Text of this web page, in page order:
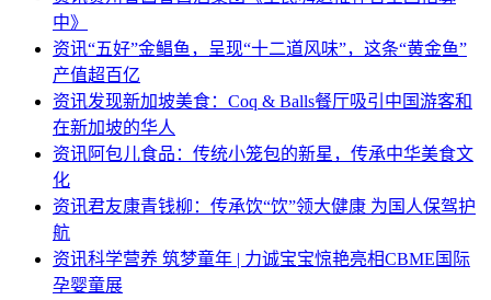
中》
资讯“五好”金鲳鱼，呈现“十二道风味”，这条“黄金鱼”
产值超百亿
资讯发现新加坡美食：Coq & Balls餐厅吸引中国游客和
在新加坡的华人
资讯阿包儿食品：传统小笼包的新星，传承中华美食文
化
资讯君友康青钱柳：传承饮“饮”领大健康 为国人保驾护
航
资讯科学营养 筑梦童年 | 力诚宝宝惊艳亮相CBME国际
孕婴童展